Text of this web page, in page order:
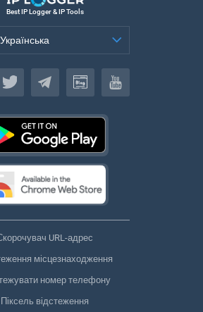
Best IP Logger & IP Tools
Українська
Українська
URL-адрес
місцезнаходження
номер телефону
Піксель відстеження